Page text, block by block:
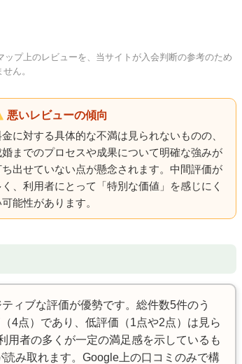
プ上のレビューを、当サイトが入会判断の参考のため
ん。
悪いレビューの傾向
金に対する具体的な不満は見られないものの、
婚までのプロセスや成果について明確な強みが
ち出せていない点が懸念されます。中間評価が
く、利用者にとって「特別な価値」を感じにく
可能性があります。
ィブな評価が優勢です。総件数5件のう
4点）であり、低評価（1点や2点）は見ら
用者の多くが一定の満足感を示しているも
み取れます。Google上の口コミのみで構